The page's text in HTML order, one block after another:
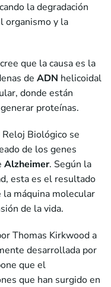
la degradación
organismo y la
que la causa es la
de ADN helicoidal
donde están
proteínas.
Biológico se
de los genes
Alzheimer. Según la
esta es el resultado
máquina molecular
de la vida.
Thomas Kirkwood a
desarrollada por
que el
que han surgido en